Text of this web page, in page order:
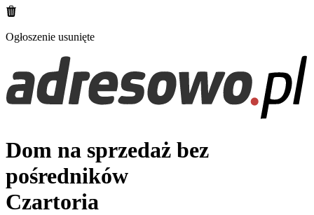
Ogłoszenie usunięte
Dom na sprzedaż bez
pośredników
Czartoria